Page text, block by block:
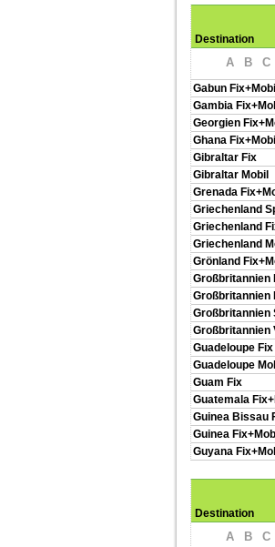
Destination
A B C
Gabun
Gambia
Georgien
Ghana
Gibraltar Fix
Gibraltar Mobil
Grenada
Griechenland
Griechenland
Griechenland
Grönland
Großbritannien
Großbritannien
Großbritannien
Großbritannien
Guadeloupe Fix
Guadeloupe
Guam Fix
Guatemala
Guinea Bissau
Guinea
Guyana
Destination
A B C